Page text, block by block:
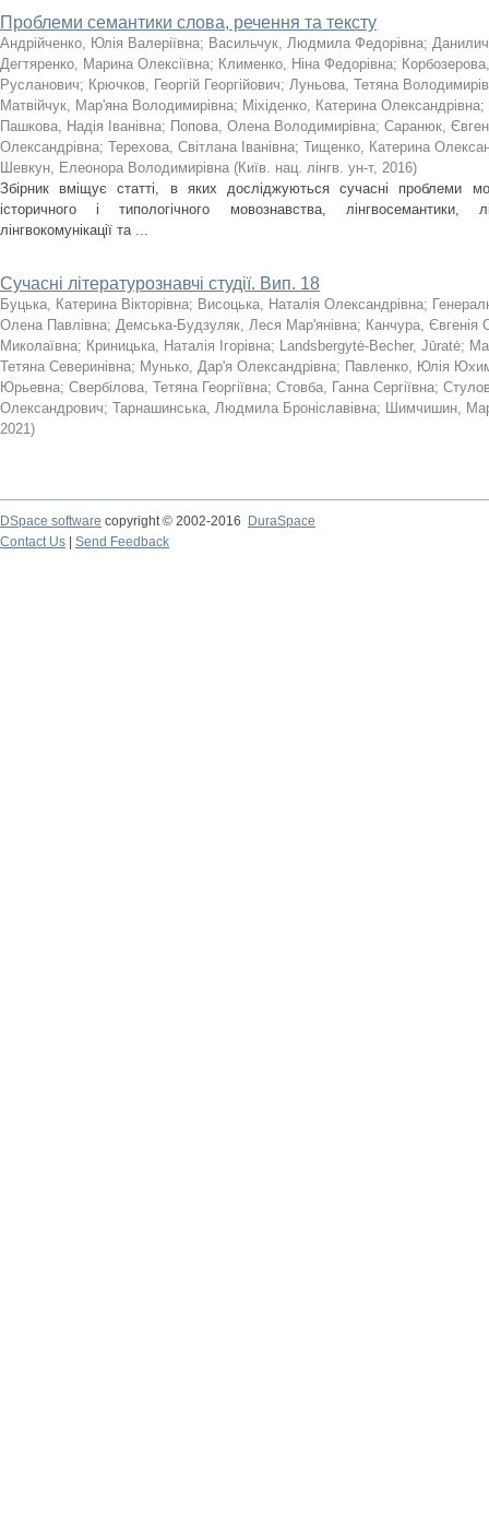
Проблеми семантики слова, речення та тексту
Андрійченко, Юлія Валеріївна; Васильчук, Людмила Федорівна;
Дегтяренко, Марина Олексіївна; Клименко, Ніна Федорівна;
Русланович; Крючков, Георгій Георгійович; Луньова, Тетяна
Матвійчук, Мар'яна Володимирівна; Міхіденко, Катерина Олександрівна;
Пашкова, Надія Іванівна; Попова, Олена Володимирівна; Саранюк,
Олександрівна; Терехова, Світлана Іванівна; Тищенко, Катерина
Шевкун, Елеонора Володимирівна (Київ. нац. лінгв. ун-т, 2016)
Збірник вміщує статті, в яких досліджуються сучасні проблеми
історичного і типологічного мовознавства, лінгвосемантики,
лінгвокомунікації та ...
Сучасні літературознавчі студії. Вип. 18
Буцька, Катерина Вікторівна; Висоцька, Наталія Олександрівна;
Олена Павлівна; Демська-Будзуляк, Леся Мар'янівна; Канчура, Євгенія
Миколаївна; Криницька, Наталія Ігорівна; Landsbergytė-Becher, Jūratė;
Тетяна Северинівна; Мунько, Дар'я Олександрівна; Павленко, Юлія
Юрьевна; Свербілова, Тетяна Георгіївна; Стовба, Ганна Сергіївна;
Олександрович; Тарнашинська, Людмила Броніславівна; Шимчишин,
2021)
DSpace software copyright © 2002-2016
DuraSpace
Contact Us
Send Feedback